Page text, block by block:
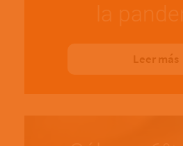
la
Leer más